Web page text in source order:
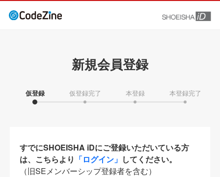
新規会員登録
仮登録 仮登録完了 本登録 本登録完了
すでにSHOEISHA iDにご登録いただいている方
は、こちらより 「ログイン」 してください。
（旧SEメンバーシップ登録者を含む）